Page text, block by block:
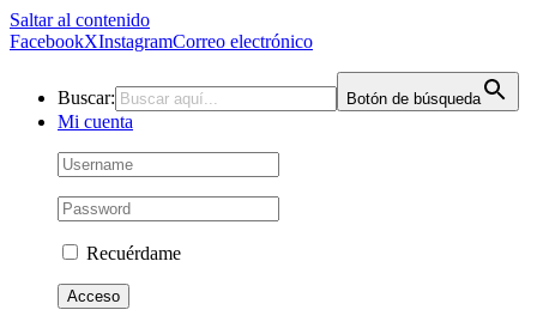
Saltar al contenido
FacebookXInstagramCorreo electrónico
Buscar: Botón de búsqueda
Mi cuenta
Recuérdame